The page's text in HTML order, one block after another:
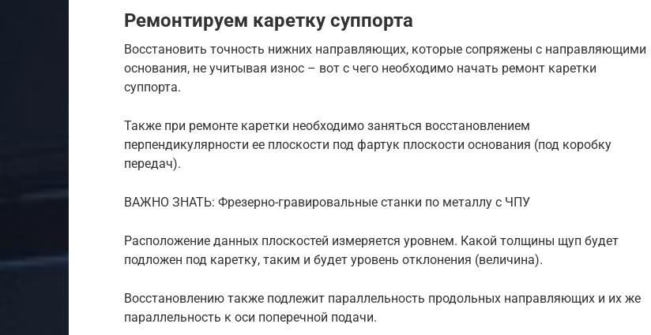
Ремонтируем каретку суппорта
Восстановить точность нижних направляющих, которые сопряжены с направляющими
основания, не учитывая износ – вот с чего необходимо начать ремонт каретки
суппорта.
Также при ремонте каретки необходимо заняться восстановлением
перпендикулярности ее плоскости под фартук плоскости основания (под коробку
передач).
ВАЖНО ЗНАТЬ: Фрезерно-гравировальные станки по металлу с ЧПУ
Расположение данных плоскостей измеряется уровнем. Какой толщины щуп будет
подложен под каретку, таким и будет уровень отклонения (величина).
Восстановлению также подлежит параллельность продольных направляющих и их же
параллельность к оси поперечной подачи.